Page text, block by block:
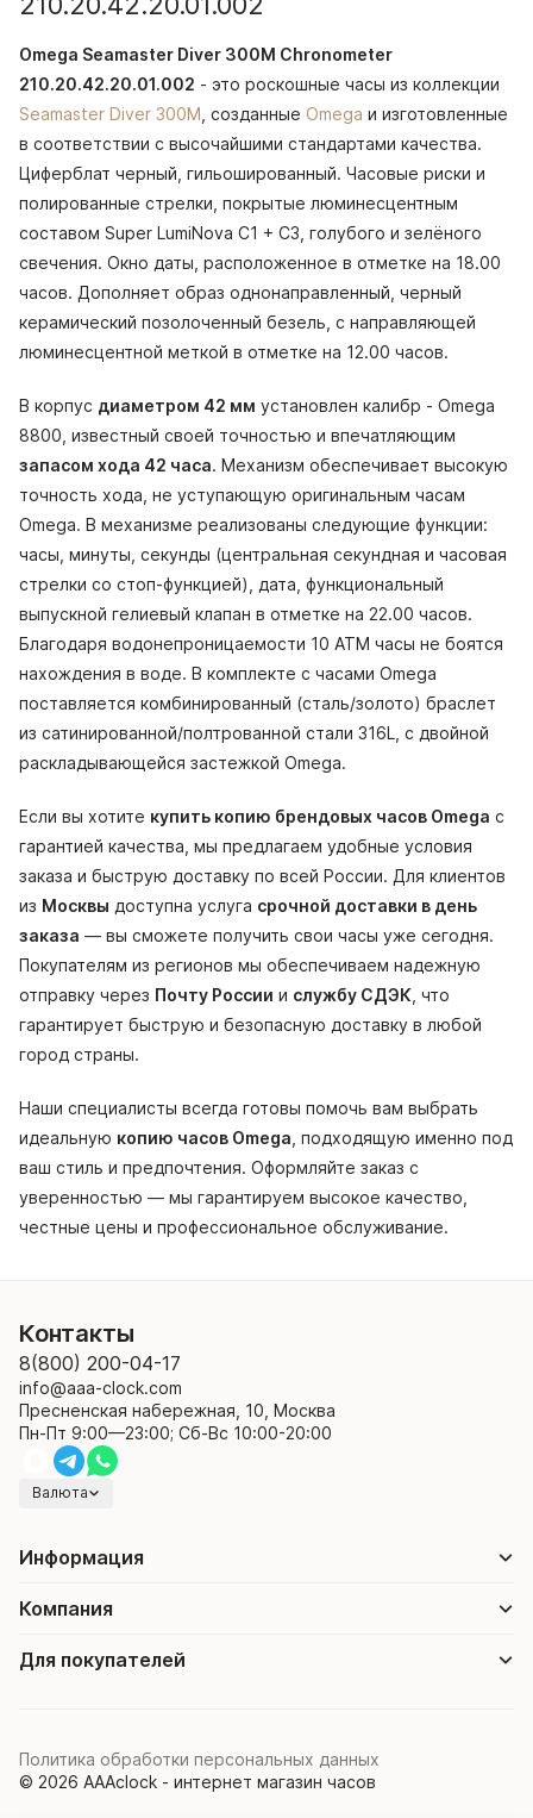
Omega Seamaster Diver 300M Chronometer
210.20.42.20.01.002 - это роскошные часы из коллекции
Seamaster Diver 300M , созданные Omega и изготовленные
в соответствии с высочайшими стандартами качества.
Циферблат черный, гильошированный. Часовые риски и
полированные стрелки, покрытые люминесцентным
составом Super LumiNova С1 + С3, голубого и зелёного
свечения. Окно даты, расположенное в отметке на 18.00
часов. Дополняет образ однонаправленный, черный
керамический позолоченный безель, с направляющей
люминесцентной меткой в отметке на 12.00 часов.
В корпус диаметром 42 мм установлен калибр - Omega
8800, известный своей точностью и впечатляющим
запасом хода 42 часа. Механизм обеспечивает высокую
точность хода, не уступающую оригинальным часам
Omega. В механизме реализованы следующие функции:
часы, минуты, секунды (центральная секундная и часовая
стрелки со стоп-функцией), дата, функциональный
выпускной гелиевый клапан в отметке на 22.00 часов.
Благодаря водонепроницаемости 10 АТМ часы не боятся
нахождения в воде. В комплекте с часами Omega
поставляется комбинированный (сталь/золото) браслет
из сатинированной/полтрованной стали 316L, с двойной
раскладывающейся застежкой Omega.
Если вы хотите купить копию брендовых часов Omega с
гарантией качества, мы предлагаем удобные условия
заказа и быструю доставку по всей России. Для клиентов
из Москвы доступна услуга срочной доставки в день
заказа — вы сможете получить свои часы уже сегодня.
Покупателям из регионов мы обеспечиваем надежную
отправку через Почту России и службу СДЭК , что
гарантирует быструю и безопасную доставку в любой
город страны.
Наши специалисты всегда готовы помочь вам выбрать
идеальную копию часов Omega , подходящую именно под
ваш стиль и предпочтения. Оформляйте заказ с
уверенностью — мы гарантируем высокое качество,
честные цены и профессиональное обслуживание.
Контакты
8(800) 200-04-17
info@aaa-clock.com
Пресненская набережная, 10, Москва
Пн-Пт 9:00—23:00; Сб-Вс 10:00-20:00
Валюта
Информация
Компания
Для покупателей
© 2026 AAAclock - интернет магазин часов
Политика обработки персональных данных